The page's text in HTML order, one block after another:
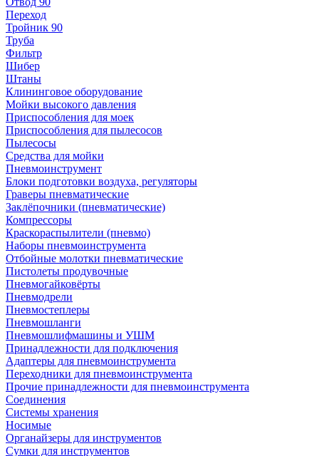
Переход
Тройник 90
Труба
Фильтр
Шибер
Штаны
Клининговое оборудование
Мойки высокого давления
Приспособления для моек
Приспособления для пылесосов
Пылесосы
Средства для мойки
Пневмоинструмент
Блоки подготовки воздуха, регуляторы
Граверы пневматические
Заклёпочники (пневматические)
Компрессоры
Краскораспылители (пневмо)
Наборы пневмоинструмента
Отбойные молотки пневматические
Пистолеты продувочные
Пневмогайковёрты
Пневмодрели
Пневмостеплеры
Пневмошланги
Пневмошлифмашины и УШМ
Принадлежности для подключения
Адаптеры для пневмоинструмента
Переходники для пневмоинструмента
Прочие принадлежности для пневмоинструмента
Соединения
Системы хранения
Носимые
Органайзеры для инструментов
Сумки для инструментов